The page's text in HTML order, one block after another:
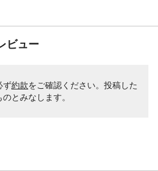
ビュー
ず約款をご確認ください。投稿した
とみなします。